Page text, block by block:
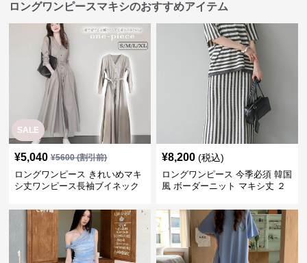
ロングワンピースマキシのおすすめアイテム
SALE
¥5,040 ¥5600(割引前)
ロングワンピース きれいめマキ
シ丈ワンピース長袖ブイネック
¥8,200 (税込)
ロングワンピース 今季必須 韓国
風 ボーダーニット マキシ丈 ２